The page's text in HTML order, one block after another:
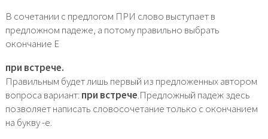
В сочетании с предлогом ПРИ слово выступает в
предложном падеже, а потому правильно выбрать
окончание Е
при встрече.
Правильным будет лишь первый из предложенных автором
вопроса вариант: при встрече.Предложный падеж здесь
позволяет написать словосочетание только с окончанием
на букву -е.